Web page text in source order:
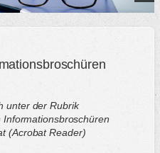
unter der Rubrik
Informationsbroschüren
(Acrobat Reader)